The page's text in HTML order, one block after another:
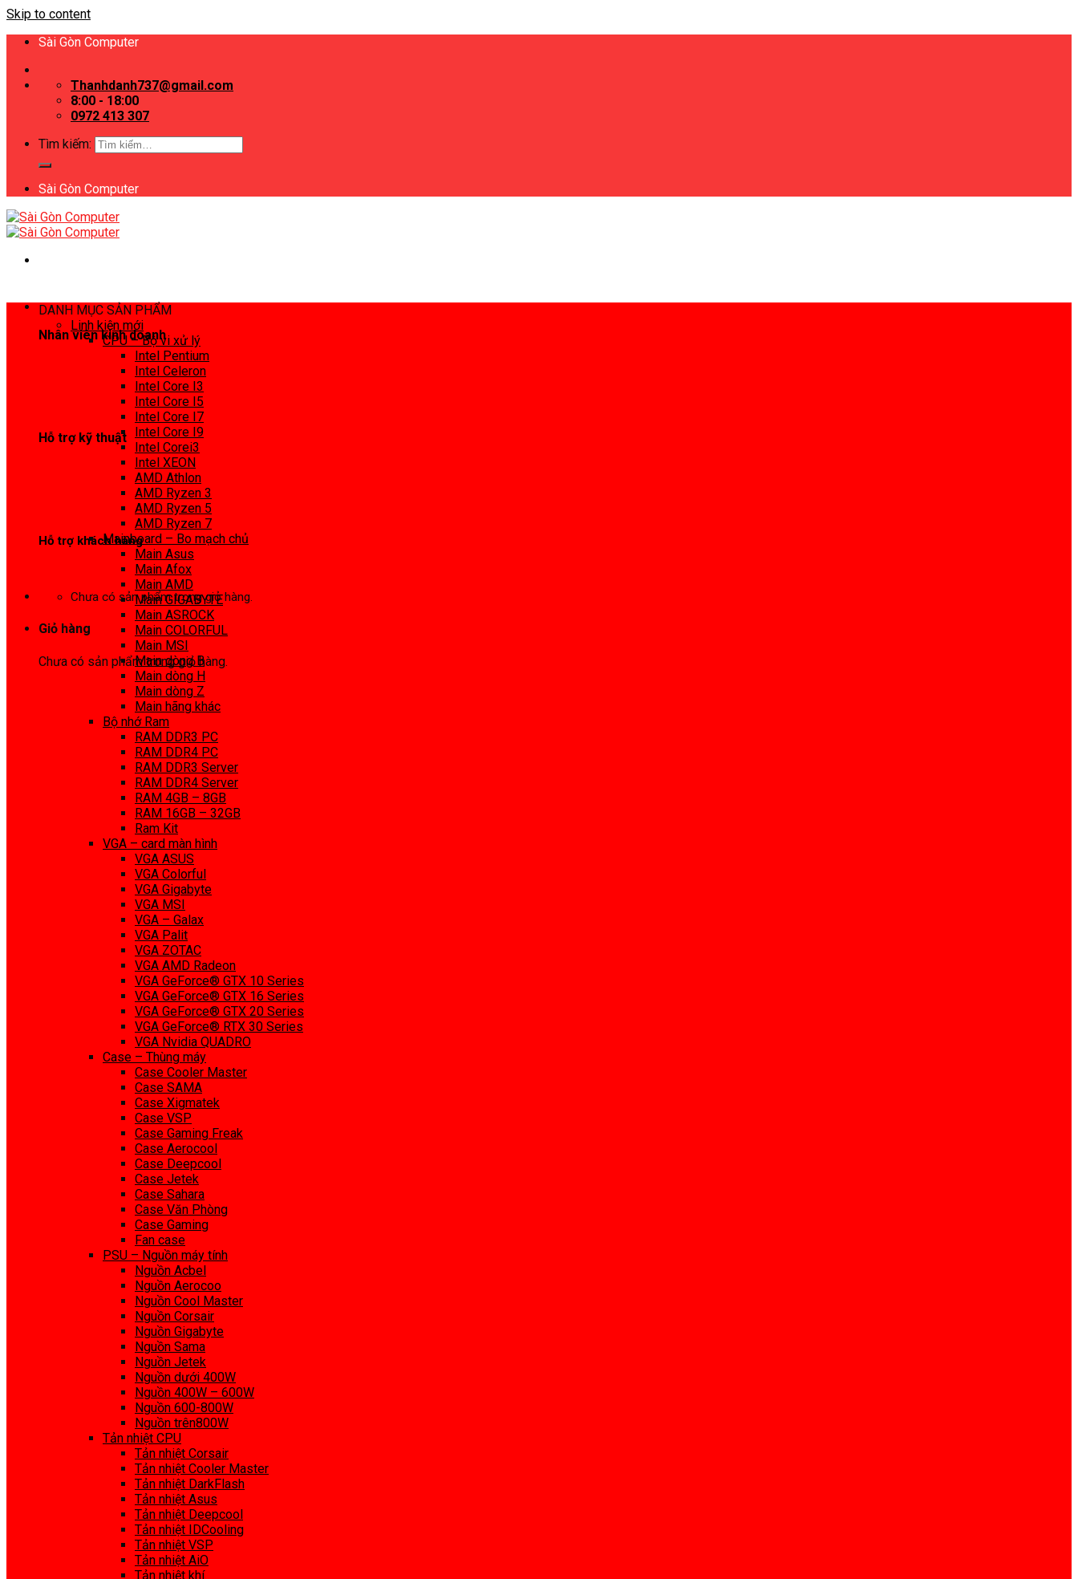
Skip to content
Sài Gòn Computer
Thanhdanh737@gmail.com
8:00 - 18:00
0972 413 307
Tìm kiếm:
Sài Gòn Computer
Nhân viên kinh doanh
Hỗ trợ kỹ thuật
Hỗ trợ khách hàng
Chưa có sản phẩm trong giỏ hàng.
Giỏ hàng
Chưa có sản phẩm trong giỏ hàng.
DANH MỤC SẢN PHẨM
Linh kiện mới
CPU – Bộ vi xử lý
Intel Pentium
Intel Celeron
Intel Core I3
Intel Core I5
Intel Core I7
Intel Core I9
Intel Corei3
Intel XEON
AMD Athlon
AMD Ryzen 3
AMD Ryzen 5
AMD Ryzen 7
Mainboard – Bo mạch chủ
Main Asus
Main Afox
Main AMD
Main GIGABYTE
Main ASROCK
Main COLORFUL
Main MSI
Main dòng B
Main dòng H
Main dòng Z
Main hãng khác
Bộ nhớ Ram
RAM DDR3 PC
RAM DDR4 PC
RAM DDR3 Server
RAM DDR4 Server
RAM 4GB – 8GB
RAM 16GB – 32GB
Ram Kit
VGA – card màn hình
VGA ASUS
VGA Colorful
VGA Gigabyte
VGA MSI
VGA – Galax
VGA Palit
VGA ZOTAC
VGA AMD Radeon
VGA GeForce® GTX 10 Series
VGA GeForce® GTX 16 Series
VGA GeForce® GTX 20 Series
VGA GeForce® RTX 30 Series
VGA Nvidia QUADRO
Case – Thùng máy
Case Cooler Master
Case SAMA
Case Xigmatek
Case VSP
Case Gaming Freak
Case Aerocool
Case Deepcool
Case Jetek
Case Sahara
Case Văn Phòng
Case Gaming
Fan case
PSU – Nguồn máy tính
Nguồn Acbel
Nguồn Aerocoo
Nguồn Cool Master
Nguồn Corsair
Nguồn Gigabyte
Nguồn Sama
Nguồn Jetek
Nguồn dưới 400W
Nguồn 400W – 600W
Nguồn 600-800W
Nguồn trên800W
Tản nhiệt CPU
Tản nhiệt Corsair
Tản nhiệt Cooler Master
Tản nhiệt DarkFlash
Tản nhiệt Asus
Tản nhiệt Deepcool
Tản nhiệt IDCooling
Tản nhiệt VSP
Tản nhiệt AiO
Tản nhiệt khí